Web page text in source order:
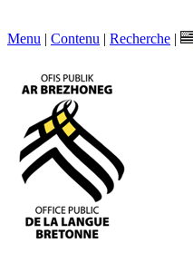
Menu | Contenu | Recherche |